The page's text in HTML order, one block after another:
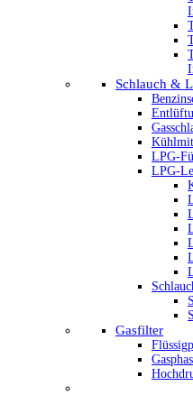
Schlauch &
LPG-
LPG-
Gasfilter